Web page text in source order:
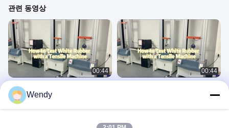
관련 동영상
00:44
의류 튼성 측정 기구 유니버설 튼성 검
사 기계
Universal Testing Machine 8
00:44
Wendy